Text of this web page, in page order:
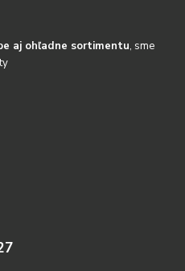
aj ohľadne sortimentu, sme